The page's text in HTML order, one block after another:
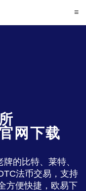
网下载
的比特、莱特、
法币交易，支持
方便快捷，欧易下